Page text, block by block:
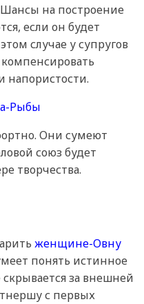
на построение
если он будет
случае у супругов
напористости.
Они сумеют
союз будет
творчества.
женщине-Овну
понять истинное
за внешней
с первых